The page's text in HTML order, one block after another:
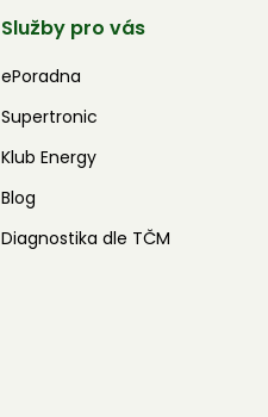
Služby pro vás
ePoradna
Supertronic
Klub Energy
Blog
Diagnostika dle TČM